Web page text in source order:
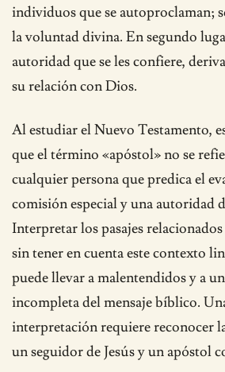
individuos que se autoproclaman;
la voluntad divina. En segundo
autoridad que se les confiere,
su relación con Dios.
Al estudiar el Nuevo Testamento,
que el término «apóstol» no se
cualquier persona que predica el
comisión especial y una autoridad
Interpretar los pasajes
sin tener en cuenta este contexto
puede llevar a malentendidos y a
incompleta del mensaje bíblico.
interpretación requiere reconocer
un seguidor de Jesús y un apóstol